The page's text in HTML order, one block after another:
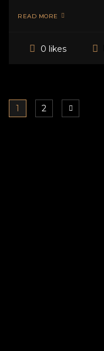
READ MORE
0 likes
1 2